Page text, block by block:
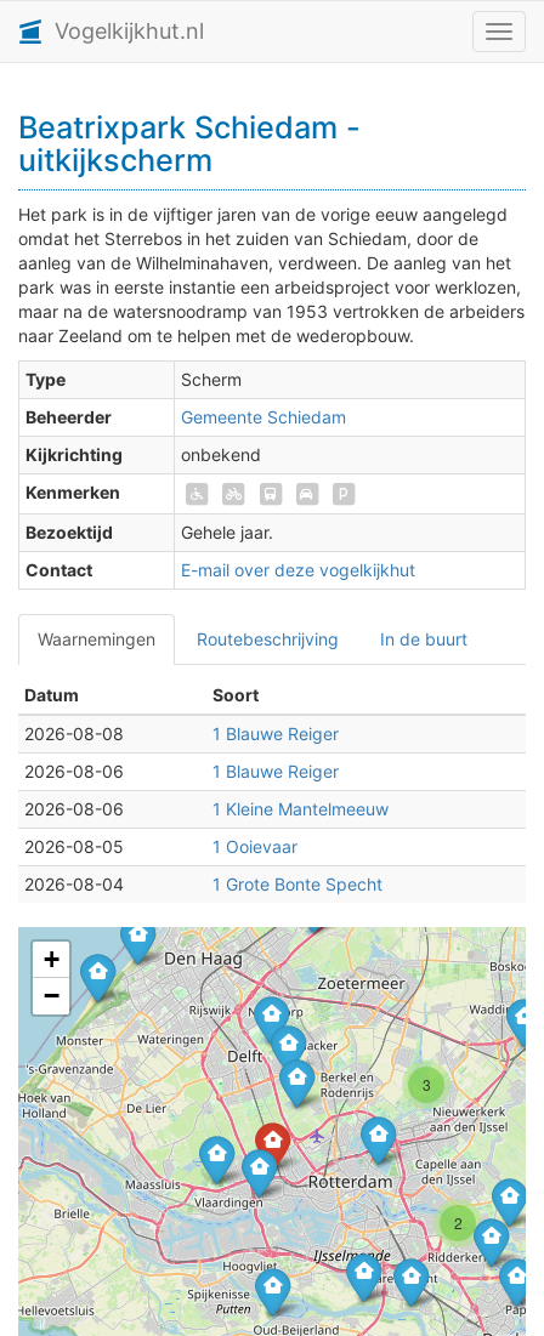
Vogelkijkhut.nl
Beatrixpark Schiedam -
uitkijkscherm
Het park is in de vijftiger jaren van de vorige eeuw aangelegd
omdat het Sterrebos in het zuiden van Schiedam, door de
aanleg van de Wilhelminahaven, verdween. De aanleg van het
park was in eerste instantie een arbeidsproject voor werklozen,
maar na de watersnoodramp van 1953 vertrokken de arbeiders
naar Zeeland om te helpen met de wederopbouw.
Type
Scherm
Beheerder
Gemeente Schiedam
Kijkrichting
onbekend
Kenmerken
Bezoektijd
Gehele jaar.
Contact
E-mail over deze vogelkijkhut
Waarnemingen Routebeschrijving In de buurt
Datum
Soort
2026-08-08
1 Blauwe Reiger
2026-08-06
1 Blauwe Reiger
2026-08-06
1 Kleine Mantelmeeuw
2026-08-05
1 Ooievaar
2026-08-04
1 Grote Bonte Specht
2
3
+
−